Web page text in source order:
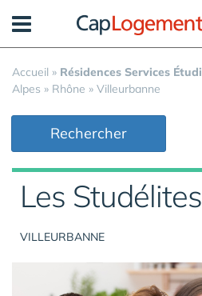
Accueil » Résidences Services
Alpes » Rhône » Villeurbanne
Rechercher
Les
VILLEURBANNE